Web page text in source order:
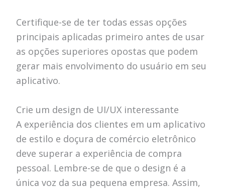
Certifique-se de ter todas essas opções
principais aplicadas primeiro antes de usar
as opções superiores opostas que podem
gerar mais envolvimento do usuário em seu
aplicativo.
Crie um design de UI/UX interessante
A experiência dos clientes em um aplicativo
de estilo e doçura de comércio eletrônico
deve superar a experiência de compra
pessoal. Lembre-se de que o design é a
única voz da sua pequena empresa. Assim,